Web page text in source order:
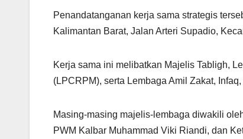
Penandatanganan kerja sama strategis
Kalimantan Barat, Jalan Arteri Supadio,
Kerja sama ini melibatkan Majelis Tabligh,
(LPCRPM), serta Lembaga Amil Zakat,
Masing-masing majelis-lembaga diwakili
PWM Kalbar Muhammad Viki Riandi, dan